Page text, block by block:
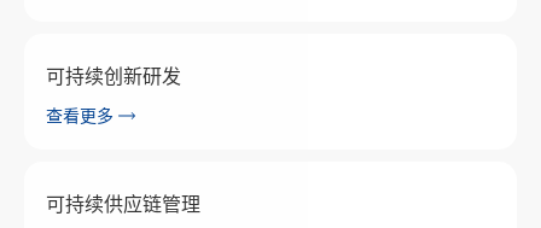
可持续创新研发
查看更多
可持续供应链管理